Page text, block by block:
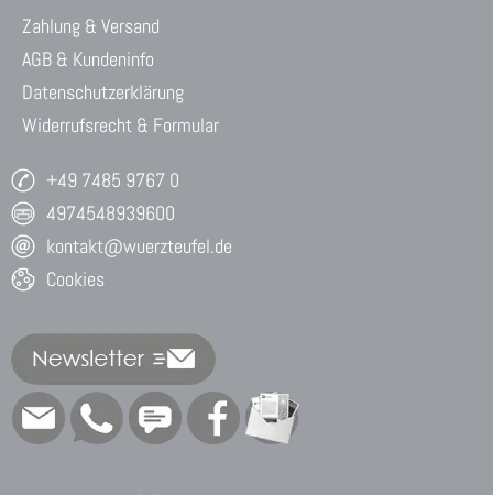
Zahlung & Versand
AGB & Kundeninfo
Datenschutzerklärung
Widerrufsrecht & Formular
+49 7485 9767 0
4974548939600
kontakt@wuerzteufel.de
Cookies